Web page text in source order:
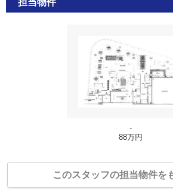
担当物件
-
88万円
このスタッフの担当物件を